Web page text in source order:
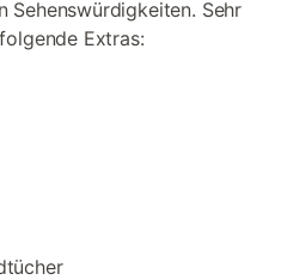
Sehenswürdigkeiten. Sehr
Extras: